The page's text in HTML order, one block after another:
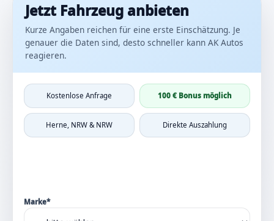
Jetzt Fahrzeug anbieten
Kurze Angaben reichen für eine erste Einschätzung. Je
genauer die Daten sind, desto schneller kann AK Autos
reagieren.
Kostenlose Anfrage 100 € Bonus möglich
Herne, NRW & NRW Direkte Auszahlung
Marke*